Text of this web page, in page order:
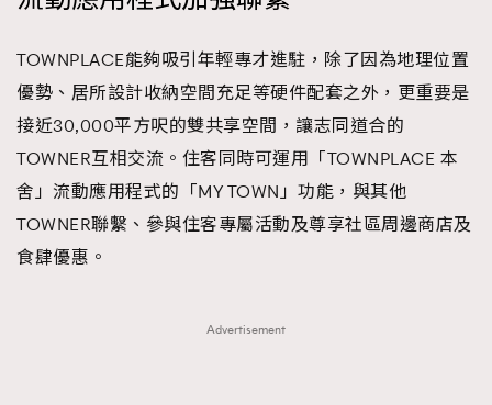
TOWNPLACE能夠吸引年輕專才進駐，除了因為地理位置
優勢、居所設計收納空間充足等硬件配套之外，更重要是
接近30,000平方呎的雙共享空間，讓志同道合的
TOWNER互相交流。住客同時可運用「TOWNPLACE 本
舍」流動應用程式的「MY TOWN」功能，與其他
TOWNER聯繫、參與住客專屬活動及尊享社區周邊商店及
食肆優惠。
Advertisement